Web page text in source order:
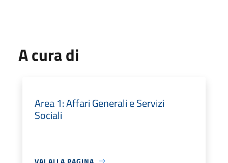
A cura di
Area 1: Affari Generali e Servizi
Sociali